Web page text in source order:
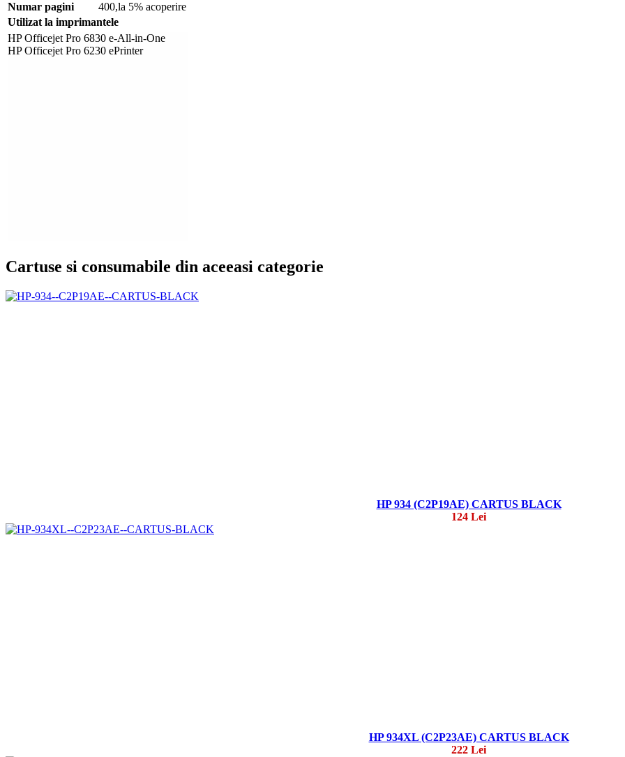
Numar pagini
400,la 5% acoperire
Utilizat la imprimantele
HP Officejet Pro 6830 e-All-in-One
HP Officejet Pro 6230 ePrinter
Cartuse si consumabile din aceeasi categorie
HP 934 (C2P19AE) CARTUS BLACK
124 Lei
HP 934XL (C2P23AE) CARTUS BLACK
222 Lei